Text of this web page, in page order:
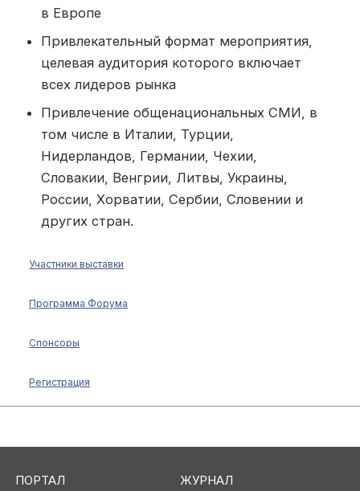
в Европе
Привлекательный формат мероприятия,
целевая аудитория которого включает
всех лидеров рынка
Привлечение общенациональных СМИ, в
том числе в Италии, Турции,
Нидерландов, Германии, Чехии,
Словакии, Венгрии, Литвы, Украины,
России, Хорватии, Сербии, Словении и
других стран.
Участники выставки
Программа Форума
Спонсоры
Регистрация
ПОРТАЛ ЖУРНАЛ